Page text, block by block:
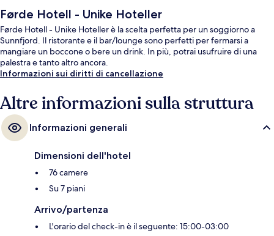
Førde Hotell - Unike Hoteller
Førde Hotell - Unike Hoteller è la scelta perfetta per un soggiorno a
Sunnfjord. Il ristorante e il bar/lounge sono perfetti per fermarsi a
mangiare un boccone o bere un drink. In più, potrai usufruire di una
palestra e tanto altro ancora.
Informazioni sui diritti di cancellazione
Altre informazioni sulla struttura
Informazioni generali
Dimensioni dell'hotel
76 camere
Su 7 piani
Arrivo/partenza
L'orario del check-in è il seguente: 15:00-03:00